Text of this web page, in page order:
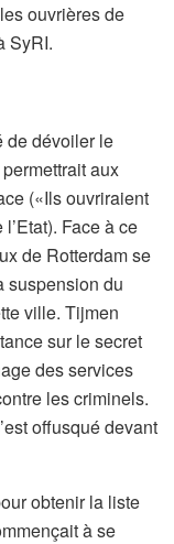
ouvrières de
SyRI.
de dévoiler le
aux
(«Ils ouvriraient
Face à ce
de Rotterdam se
suspension du
ville. Tijmen
sur le secret
des services
les criminels.
offusqué devant
obtenir la liste
à se